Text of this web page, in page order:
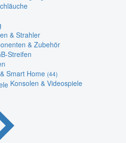
& Strahler
& Zubehör
Streifen
Smart Home (44)
Konsolen & Videospiele